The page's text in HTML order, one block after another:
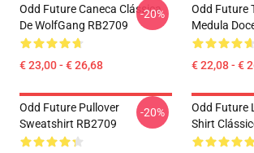
Odd Future Caneca Clássica
De WolfGang RB2709
€ 23,00 - € 26,68
-20%
Odd Future
Medula
€ 22,08 - €
Odd Future Pullover
Sweatshirt RB2709
-20%
Odd Future
Shirt